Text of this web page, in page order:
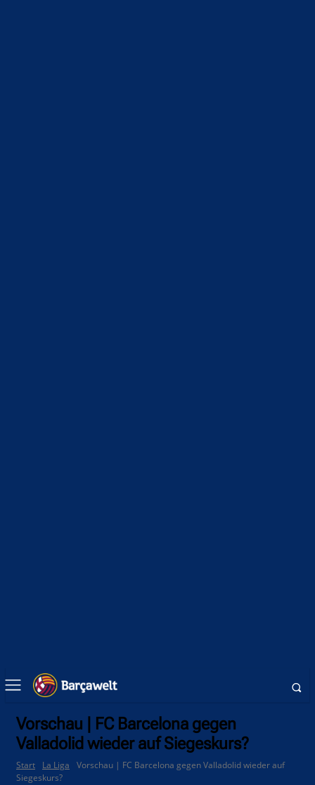
Vorschau | FC Barcelona gegen
Valladolid wieder auf Siegeskurs?
Start La Liga
Vorschau | FC Barcelona gegen Valladolid wieder auf
Siegeskurs?